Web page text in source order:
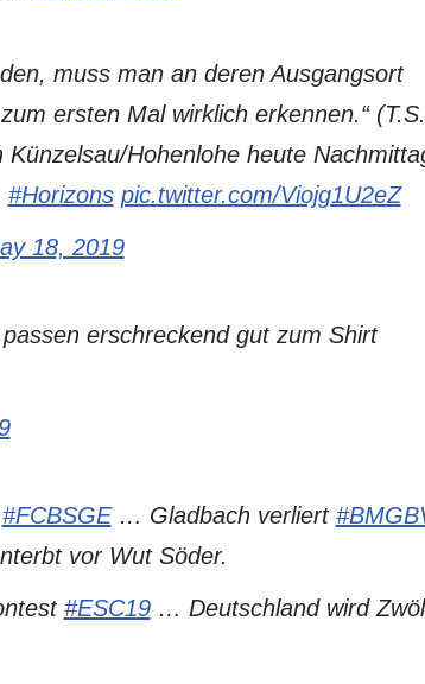
muss man an deren Ausgangsort
ersten Mal wirklich erkennen.“
Hohenlohe heute
#Horizons pic.twitter.com/Viojg1U2eZ
18, 2019
erschreckend gut zum Shirt
#FCBSGE… Gladbach verliert
vor Wut Söder.
#ESC19… Deutschland wird